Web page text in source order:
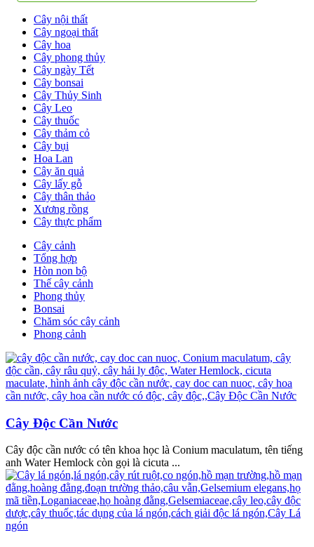
Cây nội thất
Cây ngoại thất
Cây hoa
Cây phong thủy
Cây ngày Tết
Cây bonsai
Cây Thủy Sinh
Cây Leo
Cây thuốc
Cây thảm cỏ
Cây bụi
Hoa Lan
Cây ăn quả
Cây lấy gỗ
Cây thân thảo
Xương rồng
Cây thực phẩm
Cây cảnh
Tổng hợp
Hòn non bộ
Thế cây cảnh
Phong thủy
Bonsai
Chăm sóc cây cảnh
Phong cảnh
Cây Độc Cần Nước
Cây độc cần nước có tên khoa học là Conium maculatum, tên tiếng
anh Water Hemlock còn gọi là cicuta ...